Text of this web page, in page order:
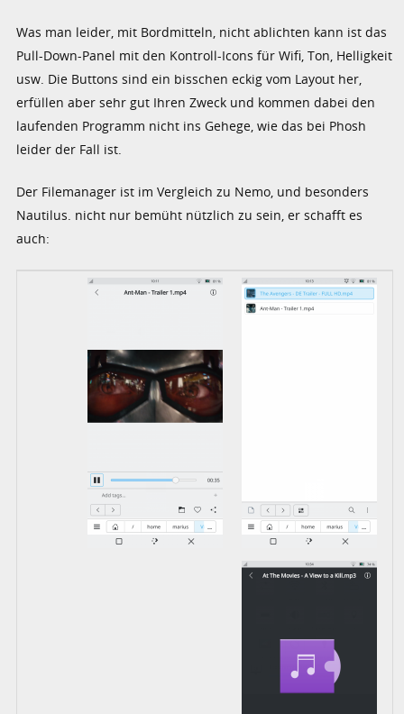
Was man leider, mit Bordmitteln, nicht ablichten kann ist das
Pull-Down-Panel mit den Kontroll-Icons für Wifi, Ton, Helligkeit
usw. Die Buttons sind ein bisschen eckig vom Layout her,
erfüllen aber sehr gut Ihren Zweck und kommen dabei den
laufenden Programm nicht ins Gehege, wie das bei Phosh
leider der Fall ist.
Der Filemanager ist im Vergleich zu Nemo, und besonders
Nautilus. nicht nur bemüht nützlich zu sein, er schafft es
auch: